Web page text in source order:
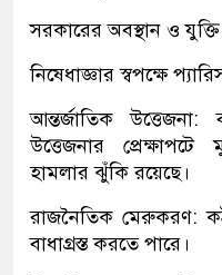
সরকারের অবস্থান ও যুক্তি
নিষেধাজ্ঞার স্বপক্ষে
আন্তর্জাতিক উত্তেজনা:
উত্তেজনার
প্রেক্ষাপটে
হামলার ঝুঁকি রয়েছে।
রাজনৈতিক মেরুকরণ:
বাধাগ্রস্ত করতে পারে।